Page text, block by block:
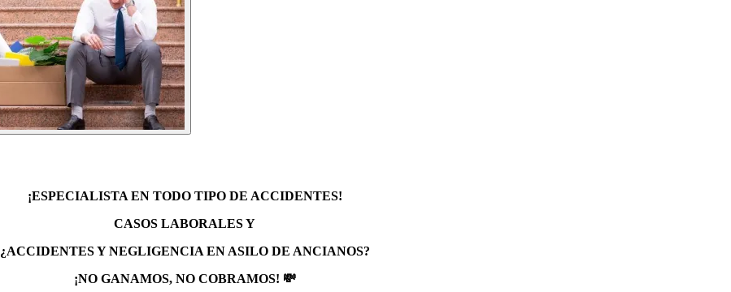
¡ESPECIALISTA EN TODO TIPO DE ACCIDENTES!
CASOS LABORALES Y
¿ACCIDENTESY NEGLIGENCIA EN ASILO DE ANCIANOS?
¡NO GANAMOS, NO COBRAMOS! 💸